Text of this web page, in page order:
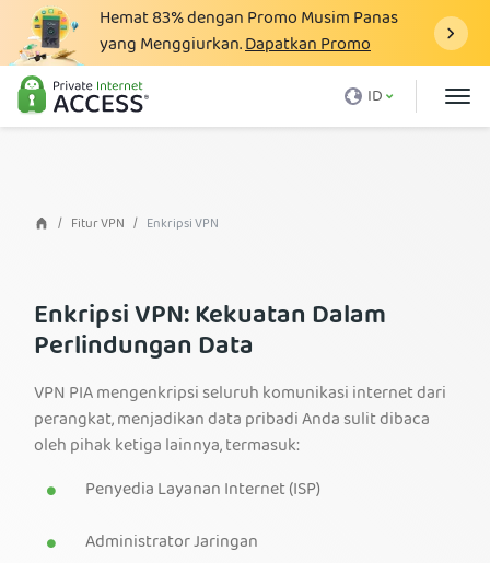
Hemat83%dengan Promo Musim Panas
yang Menggiurkan.Dapatkan Promo
ID
Apa itu VPN
Mengapa harus PIA
Manfaat VPN
VPN Server
Blog
Dukungan
Login
Dapatkan VPN PIA
Fitur VPN Enkripsi VPN
Enkripsi VPN: Kekuatan Dalam
Perlindungan Data
VPN PIA mengenkripsi seluruh komunikasi internet dari
perangkat, menjadikan data pribadi Anda sulit dibaca
oleh pihak ketiga lainnya, termasuk:
Penyedia Layanan Internet (ISP)
Administrator Jaringan